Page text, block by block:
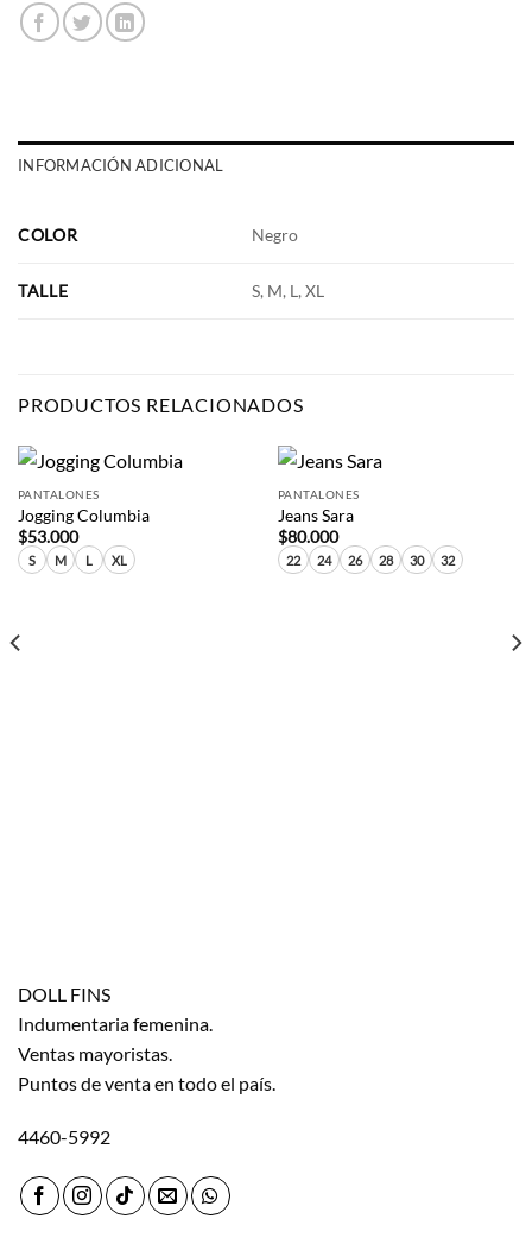
INFORMACIÓN ADICIONAL
COLOR Negro
TALLE S, M, L, XL
PRODUCTOS RELACIONADOS
PANTALONES
Jogging Columbia
$53.000
S M L XL
PANTALONES
Jeans Sara
$80.000
22 24 26 28 30 32
DOLL FINS
Indumentaria femenina.
Ventas mayoristas.
Puntos de venta en todo el país.
4460-5992